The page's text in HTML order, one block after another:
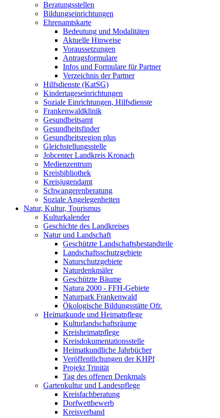
Beratungsstellen
Bildungseinrichtungen
Ehrenamtskarte
Bedeutung und Modalitäten
Aktuelle Hinweise
Voraussetzungen
Antragsformulare
Infos und Formulare für Partner
Verzeichnis der Partner
Hilfsdienste (KatSG)
Kindertageseinrichtungen
Soziale Einrichtungen, Hilfsdienste
Frankenwaldklinik
Gesundheitsamt
Gesundheitsfinder
Gesundheitsregion plus
Gleichstellungsstelle
Jobcenter Landkreis Kronach
Medienzentrum
Kreisbibliothek
Kreisjugendamt
Schwangerenberatung
Soziale Angelegenheiten
Natur, Kultur, Tourismus
Kulturkalender
Geschichte des Landkreises
Natur und Landschaft
Geschützte Landschaftsbestandteile
Landschaftsschutzgebiete
Naturschutzgebiete
Naturdenkmäler
Geschützte Bäume
Natura 2000 - FFH-Gebiete
Naturpark Frankenwald
Ökologische Bildungsstätte Ofr.
Heimatkunde und Heimatpflege
Kulturlandschaftsräume
Kreisheimatpflege
Kreisdokumentationsstelle
Heimatkundliche Jahrbücher
Veröffentlichungen der KHPf
Projekt Trinität
Tag des offenen Denkmals
Gartenkultur und Landespflege
Kreisfachberatung
Dorfwettbewerb
Kreisverband